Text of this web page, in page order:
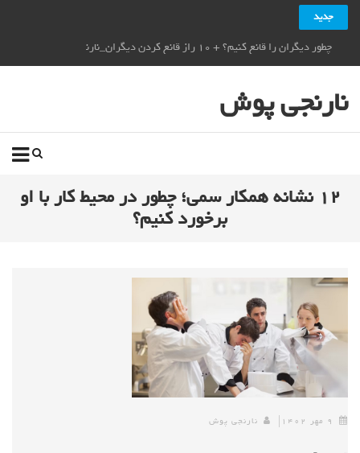
جدید
چطور دیگران را قانع کنیم؟ + ۱۰ راز قانع کردن دیگران_نارنجی پوش
نارنجی پوش
۱۲ نشانه همکار سمی؛ چطور در محیط کار با او
برخورد کنیم؟
۹ مهر ۱۴۰۲ نارنجی پوش